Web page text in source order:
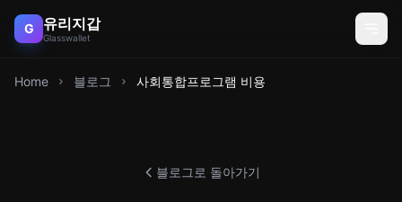
G 유리지갑
Glasswallet
Home 블로그 사회통합프로그램 비용
블로그로 돌아가기